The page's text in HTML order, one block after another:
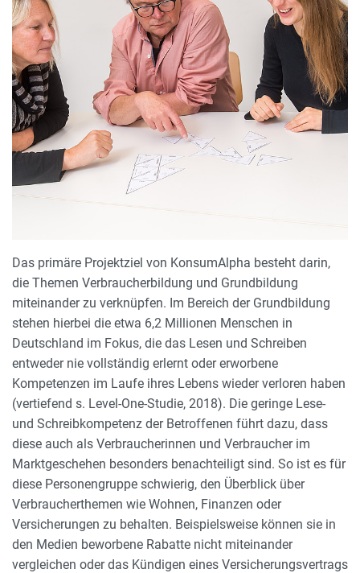
Das primäre Projektziel von KonsumAlpha besteht darin,
die Themen Verbraucherbildung und Grundbildung
miteinander zu verknüpfen. Im Bereich der Grundbildung
stehen hierbei die etwa 6,2 Millionen Menschen in
Deutschland im Fokus, die das Lesen und Schreiben
entweder nie vollständig erlernt oder erworbene
Kompetenzen im Laufe ihres Lebens wieder verloren haben
(vertiefend s. Level-One-Studie, 2018). Die geringe Lese-
und Schreibkompetenz der Betroffenen führt dazu, dass
diese auch als Verbraucherinnen und Verbraucher im
Marktgeschehen besonders benachteiligt sind. So ist es für
diese Personengruppe schwierig, den Überblick über
Verbraucherthemen wie Wohnen, Finanzen oder
Versicherungen zu behalten. Beispielsweise können sie in
den Medien beworbene Rabatte nicht miteinander
vergleichen oder das Kündigen eines Versicherungsvertrags